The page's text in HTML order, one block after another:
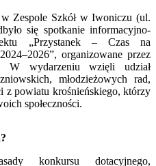
Zespole Szkół w Iwoniczu (ul.
się spotkanie informacyjno-
„Przystanek – Czas na
organizowane przez
W wydarzeniu wzięli udział
młodzieżowych rad,
z powiatu krośnieńskiego, którzy
społeczności.
konkursu dotacyjnego,